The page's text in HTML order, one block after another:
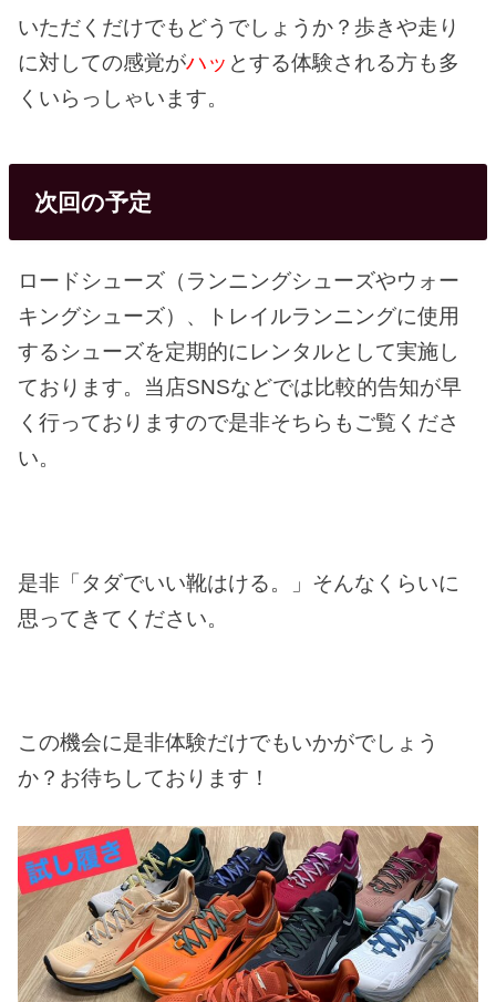
いただくだけでもどうでしょうか？歩きや走り
に対しての感覚がハッ とする体験される方も多
くいらっしゃいます。
次回の予定
ロードシューズ（ランニングシューズやウォー
キングシューズ）、トレイルランニングに使用
するシューズを定期的にレンタルとして実施し
ております。当店SNSなどでは比較的告知が早
く行っておりますので是非そちらもご覧くださ
い。
是非「タダでいい靴はける。」そんなくらいに
思ってきてください。
この機会に是非体験だけでもいかがでしょう
か？お待ちしております！